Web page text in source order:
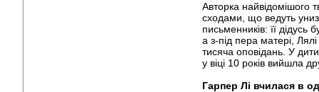
Авторка найвідомішого
сходами, що ведуть
письменників: її дідусь
а з-під пера матері,
тисяча оповідань. У
у віці 10 років вийшла
Гарпер Лі вчилася в